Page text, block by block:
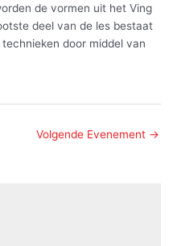
de vormen uit het Ving
deel van de les bestaat
door middel van
Volgende Evenement →